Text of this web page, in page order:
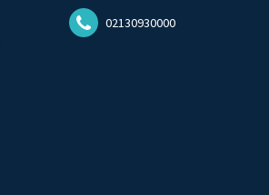
02130930000